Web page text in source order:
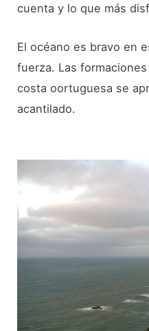
cuenta y lo que más
El océano es bravo en
fuerza. Las
costa oortuguesa se
acantilado.